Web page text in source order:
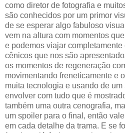
como diretor de fotografia e
são conhecidos por um primor
de se esperar algo fabuloso
vem na altura com momentos
e podemos viajar
cênicos que nos são
os momentos de regeneração
movimentando freneticamente e
muita tecnologia e usando de
envolver com tudo que é
também uma outra cenografia,
um spoiler para o final, então
em cada detalhe da trama. E se